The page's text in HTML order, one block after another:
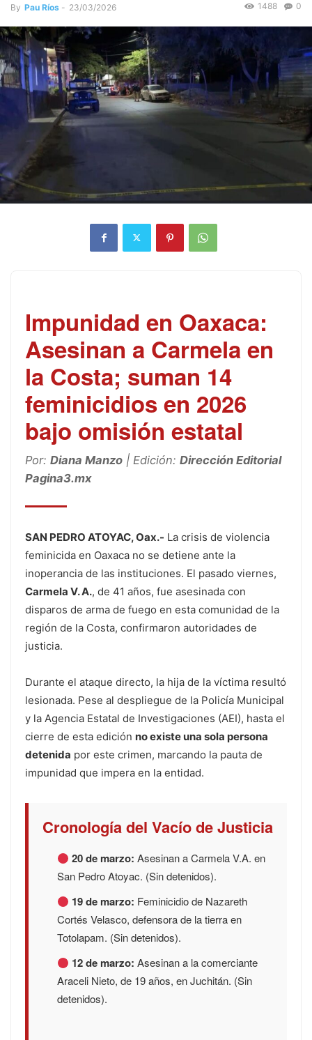
By Pau Ríos - 23/03/2026 0
1488
Impunidad en Oaxaca:
Asesinan a Carmela en
la Costa; suman 14
feminicidios en 2026
bajo omisión estatal
Por: Diana Manzo | Edición: Dirección Editorial
Pagina3.mx
SAN PEDRO ATOYAC, Oax.- La crisis de violencia
feminicida en Oaxaca no se detiene ante la
inoperancia de las instituciones. El pasado viernes,
Carmela V. A., de 41 años, fue asesinada con
disparos de arma de fuego en esta comunidad de la
región de la Costa, confirmaron autoridades de
justicia.
Durante el ataque directo, la hija de la víctima resultó
lesionada. Pese al despliegue de la Policía Municipal
y la Agencia Estatal de Investigaciones (AEI), hasta el
cierre de esta edición no existe una sola persona
detenida por este crimen, marcando la pauta de
impunidad que impera en la entidad.
Cronología del Vacío de Justicia
20 de marzo: Asesinan a Carmela V.A. en
San Pedro Atoyac. (Sin detenidos).
19 de marzo: Feminicidio de Nazareth
Cortés Velasco, defensora de la tierra en
Totolapam. (Sin detenidos).
12 de marzo: Asesinan a la comerciante
Araceli Nieto, de 19 años, en Juchitán. (Sin
detenidos).